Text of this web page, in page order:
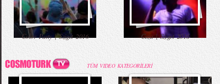
Color Party | Sziget 2016 Ceza | Sziget 2016
TÜM VIDEO KATEGORİLERİ